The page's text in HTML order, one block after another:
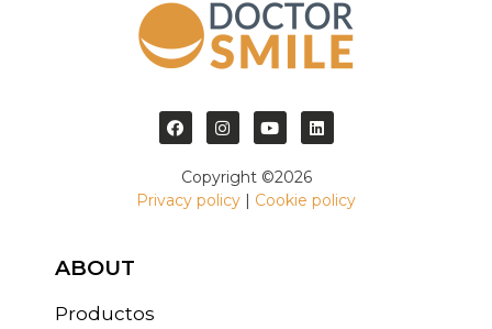
Copyright ©2026
Privacy policy | Cookie policy
ABOUT
Productos